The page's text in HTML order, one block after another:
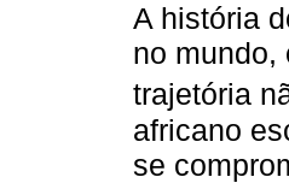
A história
no mundo,
trajetória
africano
se